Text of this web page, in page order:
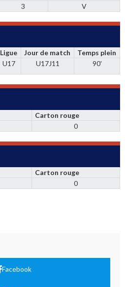
3 V
Ligue Jour de match
Temps plein
U17 U17J11 90'
Carton rouge
0
Carton rouge
0
Facebook